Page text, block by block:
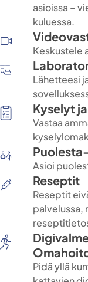
asioissa –
kuluessa.
Keskustele
Lähetteesi
Kyselyt
Vastaa
Asioi
Reseptit
Reseptit
palvelussa,
Pidä yllä